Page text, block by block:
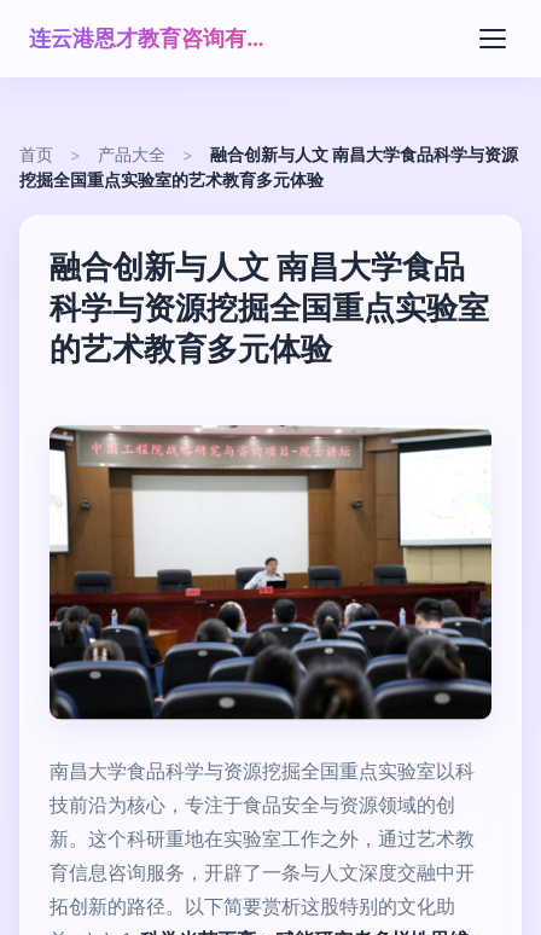
连云港恩才教育咨询有限公司
首页 > 产品大全 >
融合创新与人文 南昌大学食品科学与资源
挖掘全国重点实验室的艺术教育多元体验
融合创新与人文 南昌大学食品
科学与资源挖掘全国重点实验室
的艺术教育多元体验
南昌大学食品科学与资源挖掘全国重点实验室以科
技前沿为核心，专注于食品安全与资源领域的创
新。这个科研重地在实验室工作之外，通过艺术教
育信息咨询服务，开辟了一条与人文深度交融中开
拓创新的路径。以下简要赏析这股特别的文化助